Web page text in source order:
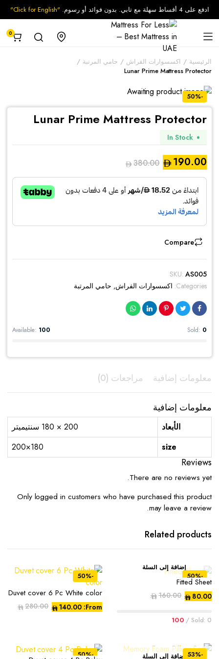
ادفع على 4 أقساط سهلة مع تابي. بدون فوائد أو رسوم. "Click for English"
0
الرئيسية اكسسوارات الفراش
حامي المرتبة
Lunar Prime Mattress Protector
-50%
Lunar Prime Mattress Protector
In Stock
380.00
السعر
الأصلي
هو:
AED380.00.
190.00
السعر
الحالي
هو:
AED190.00.
Compare
SKU: AS005
Categories: اكسسوارات الفراش, حامي المرتبة
Sold: 0
Available: 100
معلومات إضافية مراجعات (0)
معلومات إضافية
الأبعاد
200 × 180 سنتيميتر
size
180×200
Reviews
There are no reviews yet.
Only logged in customers who have purchased this product
may leave a review.
Related products
-50%
إضافة إلى السلة
Fitted Sheet
AED160.00
هو:
AED80.00
هو:
Sold: 0 /
100
-50%
هناك
العديد
لهذا
Duvet cover 6 Pc White color
AED280.00 From:
AED140.00
-53% إضافة إلى السلة -50%